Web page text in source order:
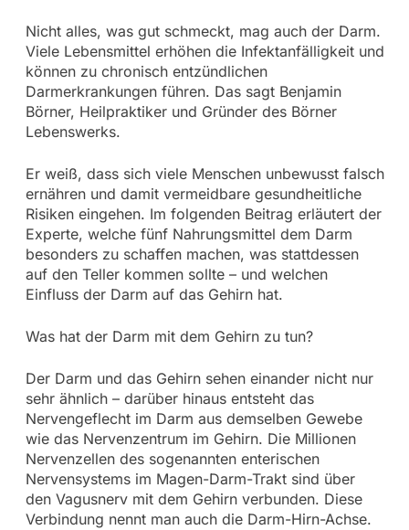
Nicht alles, was gut schmeckt, mag auch der Darm.
Viele Lebensmittel erhöhen die Infektanfälligkeit und
können zu chronisch entzündlichen
Darmerkrankungen führen. Das sagt Benjamin
Börner, Heilpraktiker und Gründer des Börner
Lebenswerks.
Er weiß, dass sich viele Menschen unbewusst falsch
ernähren und damit vermeidbare gesundheitliche
Risiken eingehen. Im folgenden Beitrag erläutert der
Experte, welche fünf Nahrungsmittel dem Darm
besonders zu schaffen machen, was stattdessen
auf den Teller kommen sollte – und welchen
Einfluss der Darm auf das Gehirn hat.
Was hat der Darm mit dem Gehirn zu tun?
Der Darm und das Gehirn sehen einander nicht nur
sehr ähnlich – darüber hinaus entsteht das
Nervengeflecht im Darm aus demselben Gewebe
wie das Nervenzentrum im Gehirn. Die Millionen
Nervenzellen des sogenannten enterischen
Nervensystems im Magen-Darm-Trakt sind über
den Vagusnerv mit dem Gehirn verbunden. Diese
Verbindung nennt man auch die Darm-Hirn-Achse.